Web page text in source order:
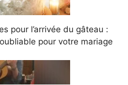
pour l’arrivée du gâteau :
pour votre mariage